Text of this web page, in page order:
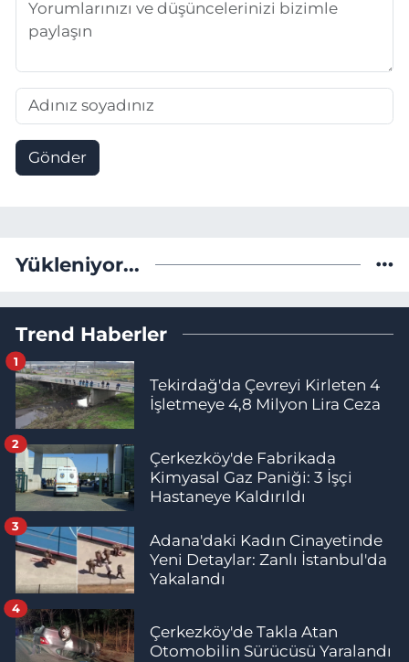
Gönder
Yükleniyor...
Trend Haberler
Tekirdağ'da Çevreyi Kirleten 4
İşletmeye 4,8 Milyon Lira Ceza
1
Çerkezköy'de Fabrikada
Kimyasal Gaz Paniği: 3 İşçi
Hastaneye Kaldırıldı
2
Adana'daki Kadın Cinayetinde
Yeni Detaylar: Zanlı İstanbul'da
Yakalandı
3
Çerkezköy'de Takla Atan
Otomobilin Sürücüsü Yaralandı
4